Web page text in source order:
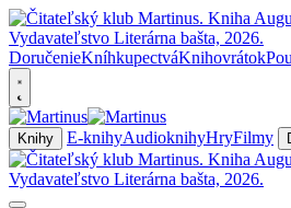
DoručenieKníhkupectváKnihovrátok
Knihy E-knihyAudioknihyHryFilmy